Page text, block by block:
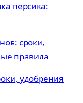
персика:
удобрения